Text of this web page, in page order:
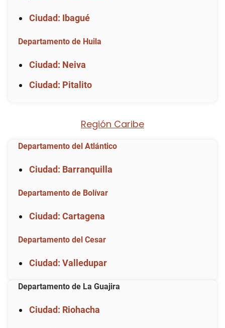
Ciudad: Ibagué
Departamento de Huila
Ciudad: Neiva
Ciudad: Pitalito
Región Caribe
Departamento del Atlántico
Ciudad: Barranquilla
Departamento de Bolívar
Ciudad: Cartagena
Departamento del Cesar
Ciudad: Valledupar
Departamento de La Guajira
Ciudad: Riohacha